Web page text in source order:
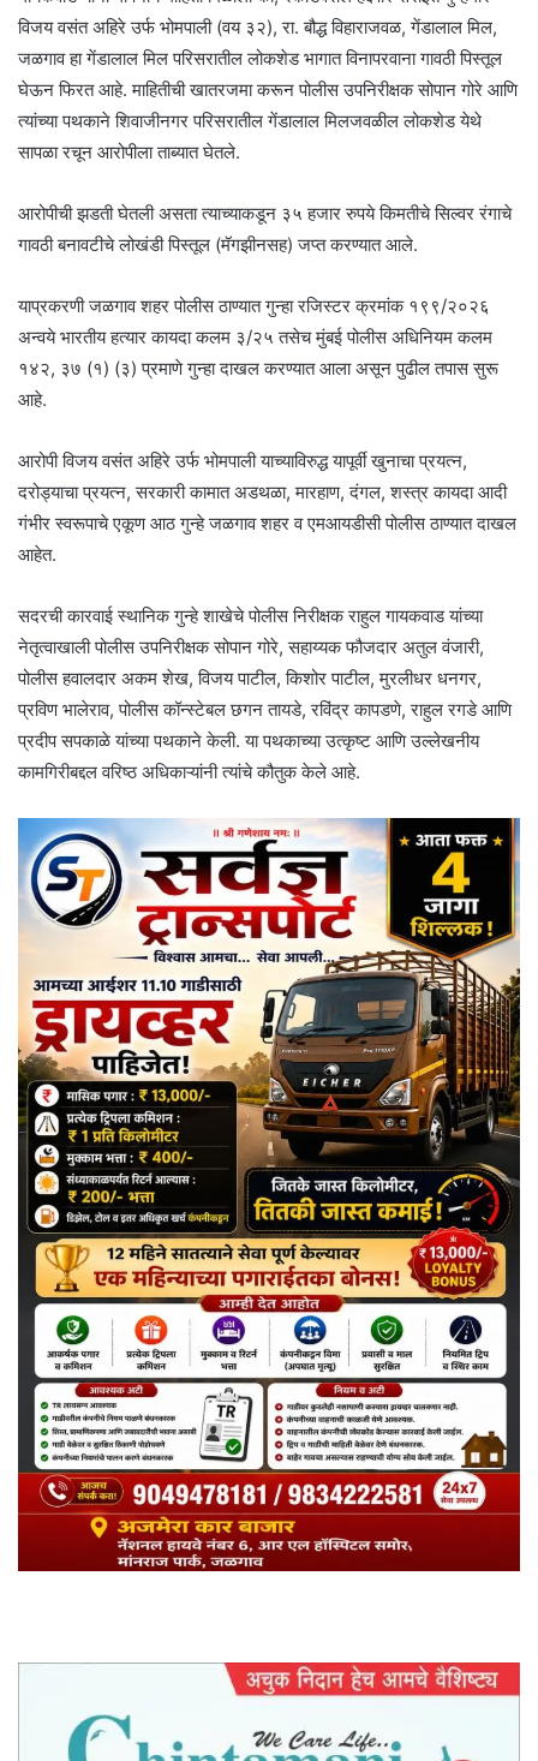
विजय वसंत अहिरे उर्फ भोमपाली (वय ३२), रा. बौद्ध विहाराजवळ, गेंडालाल मिल,
जळगाव हा गेंडालाल मिल परिसरातील लोकशेड भागात विनापरवाना गावठी पिस्तूल
घेऊन फिरत आहे. माहितीची खातरजमा करून पोलीस उपनिरीक्षक सोपान गोरे आणि
त्यांच्या पथकाने शिवाजीनगर परिसरातील गेंडालाल मिलजवळील लोकशेड येथे
सापळा रचून आरोपीला ताब्यात घेतले.
आरोपीची झडती घेतली असता त्याच्याकडून ३५ हजार रुपये किमतीचे सिल्वर रंगाचे
गावठी बनावटीचे लोखंडी पिस्तूल (मॅगझीनसह) जप्त करण्यात आले.
याप्रकरणी जळगाव शहर पोलीस ठाण्यात गुन्हा रजिस्टर क्रमांक १९९/२०२६
अन्वये भारतीय हत्यार कायदा कलम ३/२५ तसेच मुंबई पोलीस अधिनियम कलम
१४२, ३७ (१) (३) प्रमाणे गुन्हा दाखल करण्यात आला असून पुढील तपास सुरू
आहे.
आरोपी विजय वसंत अहिरे उर्फ भोमपाली याच्याविरुद्ध यापूर्वी खुनाचा प्रयत्न,
दरोड्याचा प्रयत्न, सरकारी कामात अडथळा, मारहाण, दंगल, शस्त्र कायदा आदी
गंभीर स्वरूपाचे एकूण आठ गुन्हे जळगाव शहर व एमआयडीसी पोलीस ठाण्यात दाखल
आहेत.
सदरची कारवाई स्थानिक गुन्हे शाखेचे पोलीस निरीक्षक राहुल गायकवाड यांच्या
नेतृत्वाखाली पोलीस उपनिरीक्षक सोपान गोरे, सहाय्यक फौजदार अतुल वंजारी,
पोलीस हवालदार अकम शेख, विजय पाटील, किशोर पाटील, मुरलीधर धनगर,
प्रविण भालेराव, पोलीस कॉन्स्टेबल छगन तायडे, रविंद्र कापडणे, राहुल रगडे आणि
प्रदीप सपकाळे यांच्या पथकाने केली. या पथकाच्या उत्कृष्ट आणि उल्लेखनीय
कामगिरीबद्दल वरिष्ठ अधिकाऱ्यांनी त्यांचे कौतुक केले आहे.